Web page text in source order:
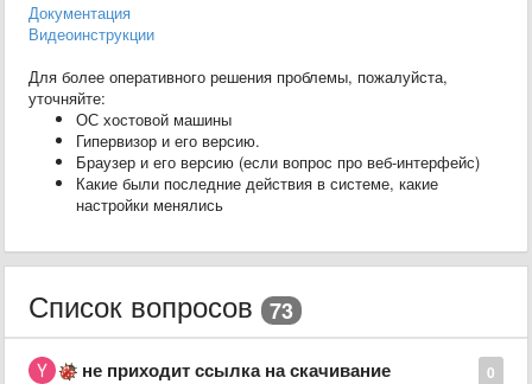
Документация
Видеоинструкции
Для более оперативного решения проблемы, пожалуйста,
уточняйте:
ОС хостовой машины
Гипервизор и его версию.
Браузер и его версию (если вопрос про веб-интерфейс)
Какие были последние действия в системе, какие
настройки менялись
Список вопросов 73
0
не приходит ссылка на скачивание